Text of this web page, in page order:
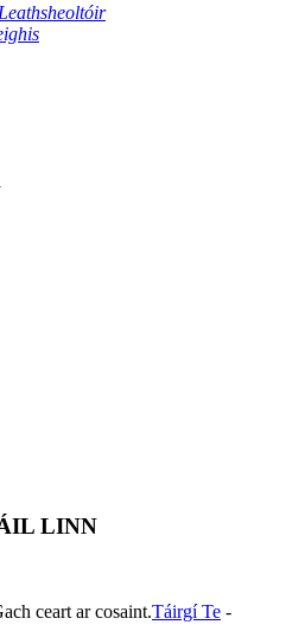
LINN
ceart ar cosaint.Táirgí Te -